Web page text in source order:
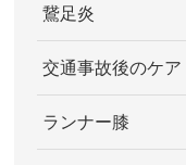
鵞足炎
交通事故後のケア
ランナー膝